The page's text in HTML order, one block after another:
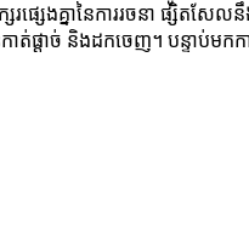
សេងគ្នានៃការរចនា ផ្សិតស
នកាត់ផ្តាច់ និងដកចេញ។ បន្ទា